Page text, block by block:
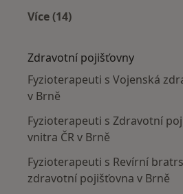
Více (14)
Zdravotní pojišťovny
Fyzioterapeuti s Vojenská
v Brně
Fyzioterapeuti s Zdravotní
vnitra ČR v Brně
Fyzioterapeuti s Revírní
zdravotní pojišťovna v Brně